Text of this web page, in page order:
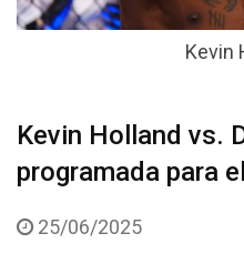
Kevin
Kevin Holland vs.
programada para
25/06/2025